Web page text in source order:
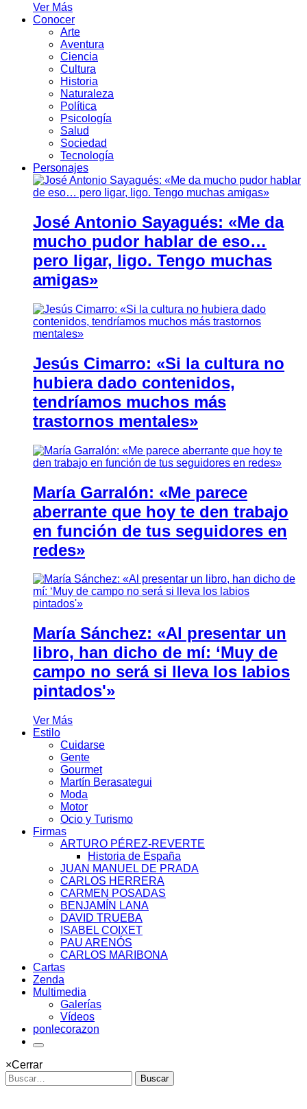
Ver Más
Conocer
Arte
Aventura
Ciencia
Cultura
Historia
Naturaleza
Política
Psicología
Salud
Sociedad
Tecnología
Personajes
José Antonio Sayagués: «Me da
mucho pudor hablar de eso…
pero ligar, ligo. Tengo muchas
amigas»
Jesús Cimarro: «Si la cultura no
hubiera dado contenidos,
tendríamos muchos más
trastornos mentales»
María Garralón: «Me parece
aberrante que hoy te den trabajo
en función de tus seguidores en
redes»
María Sánchez: «Al presentar un
libro, han dicho de mí: ‘Muy de
campo no será si lleva los labios
pintados'»
Ver Más
Estilo
Cuidarse
Gente
Gourmet
Martín Berasategui
Moda
Motor
Ocio y Turismo
Firmas
ARTURO PÉREZ-REVERTE
Historia de España
JUAN MANUEL DE PRADA
CARLOS HERRERA
CARMEN POSADAS
BENJAMÍN LANA
DAVID TRUEBA
ISABEL COIXET
PAU ARENÓS
CARLOS MARIBONA
Cartas
Zenda
Multimedia
Galerías
Vídeos
ponlecorazon
×Cerrar
Buscar